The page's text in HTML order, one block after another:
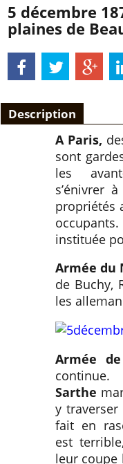
5 décembre
plaines de
Description
A Paris,
sont
les
s’énivrer
propriétés
instituée
Armée du
de Buchy,
les
Armée
continue.
Sarthe
y
fait en
est
leur coupe